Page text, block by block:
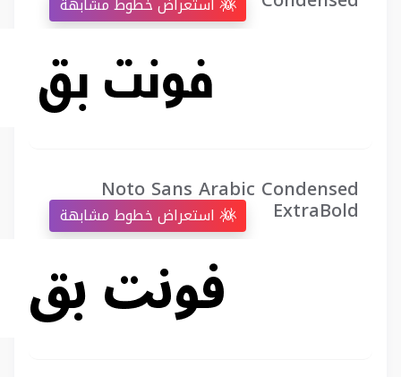
Noto Sans Arabic Condensed
ExtraBold